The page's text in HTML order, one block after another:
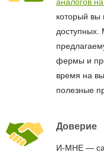
который
доступных.
фермы и
время на
полезные
Доверие
И-МНЕ —